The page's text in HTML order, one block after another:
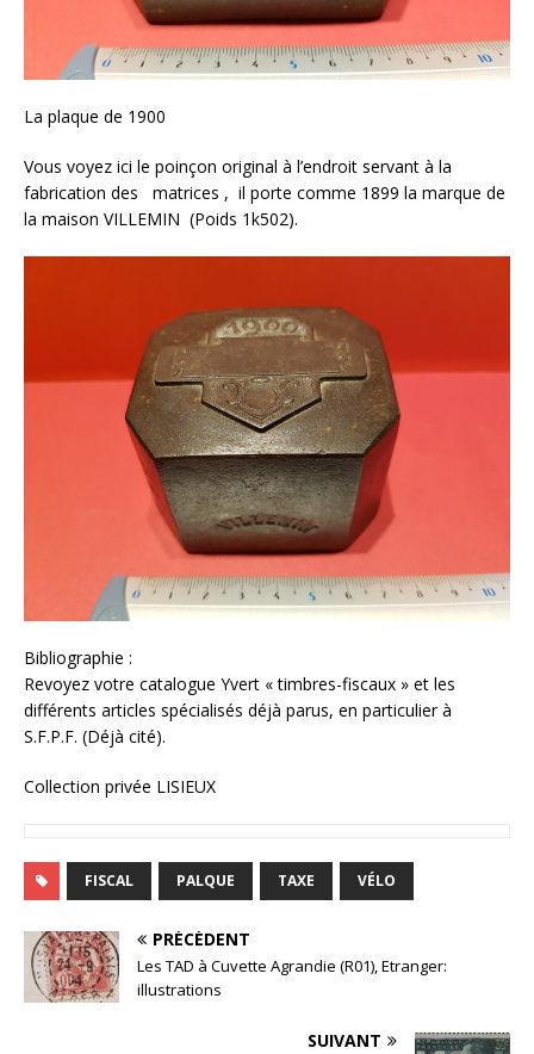
La plaque de 1900
Vous voyez ici le poinçon original à l’endroit servant à la
fabrication des matrices , il porte comme 1899 la marque de
la maison VILLEMIN (Poids 1k502).
Bibliographie :
Revoyez votre catalogue Yvert « timbres-fiscaux » et les
différents articles spécialisés déjà parus, en particulier à
S.F.P.F. (Déjà cité).
Collection privée LISIEUX
FISCAL PALQUE TAXE VÉLO
PRÉCÉDENT
Les TAD à Cuvette Agrandie (R01), Etranger:
illustrations
SUIVANT